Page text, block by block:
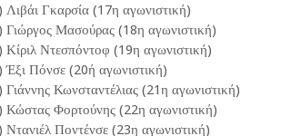
Λιβάι Γκαρσία (17η αγωνιστική)
Γιώργος Μασούρας (18η αγωνιστική)
Κίριλ Ντεσπόντοφ (19η αγωνιστική)
Έξι Πόνσε (20ή αγωνιστική)
Γιάννης Κωνσταντέλιας (21η αγωνιστική)
Κώστας Φορτούνης (22η αγωνιστική)
Ντανιέλ Ποντένσε (23η αγωνιστική)